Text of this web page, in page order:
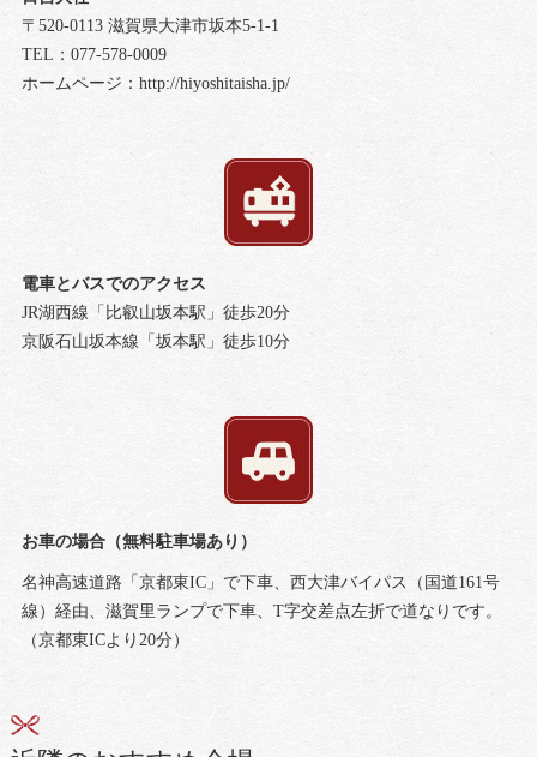
〒520-0113 滋賀県大津市坂本5-1-1
TEL：077-578-0009
ホームページ： http://hiyoshitaisha.jp/
電車とバスでのアクセス
JR湖西線「比叡山坂本駅」徒歩20分
京阪石山坂本線「坂本駅」徒歩10分
お車の場合（無料駐車場あり）
名神高速道路「京都東IC」で下車、西大津バイパス（国道161号
線）経由、滋賀里ランプで下車、T字交差点左折で道なりです。
（京都東ICより20分）